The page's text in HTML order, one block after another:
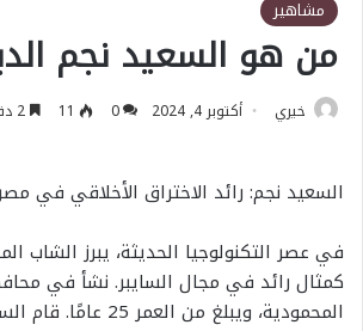
مشاهير
من هو السعيد نجم
خيري أكتوبر 4, 2024 0
11
السعيد نجم: رائد الاختراق الأخلاقي في
في عصر التكنولوجيا الحديثة، يبرز الشاب
كمثال رائد في مجال السايبر. نشأ في
المحمودية، ويبلغ من